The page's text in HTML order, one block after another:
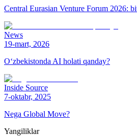
Central Eurasian Venture Forum 2026:
News
19-mart, 2026
O‘zbekistonda AI holati qanday?
Inside Source
7-oktabr, 2025
Nega Global Move?
Yangiliklar